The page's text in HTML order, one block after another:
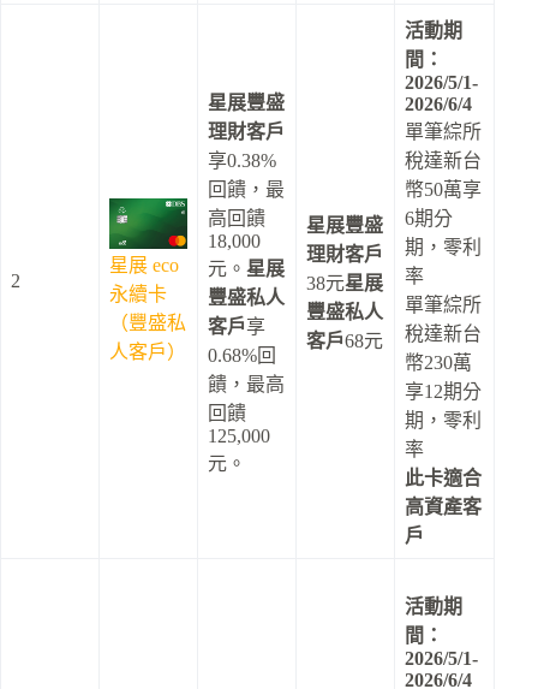
2
星展 eco
永續卡
（豐盛私
人客戶）
星展豐盛
理財客戶
享0.38%
回饋，最
高回饋
18,000
元。 星展
豐盛私人
客戶享
0.68%回
饋，最高
回饋
125,000
元。
星展豐盛
理財客戶
38元星展
豐盛私人
客戶68元
活動期
間：
2026/5/1-
2026/6/4
單筆綜所
稅達新台
幣50萬享
6期分
期，零利
率
單筆綜所
稅達新台
幣230萬
享12期分
期，零利
率
此卡適合
高資產客
戶
活動期
間：
2026/5/1-
2026/6/4